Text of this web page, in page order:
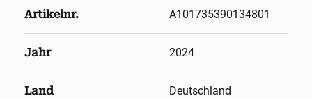
Artikelnr. A101735390134801
Jahr 2024
Land Deutschland